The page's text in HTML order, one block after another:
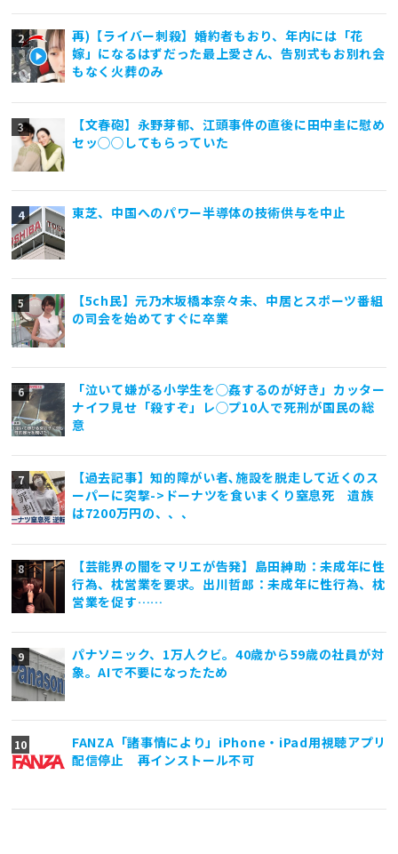
再)【ライバー刺殺】婚約者もおり、年内には「花
嫁」になるはずだった最上愛さん、告別式もお別れ会
もなく火葬のみ
【文春砲】永野芽郁、江頭事件の直後に田中圭に慰め
セッ◯◯してもらっていた
東芝、中国へのパワー半導体の技術供与を中止
【5ch民】元乃木坂橋本奈々未、中居とスポーツ番組
の司会を始めてすぐに卒業
「泣いて嫌がる小学生を◯姦するのが好き」カッター
ナイフ見せ「殺すぞ」レ◯プ10人で死刑が国民の総
意
【過去記事】知的障がい者､施設を脱走して近くのス
ーパーに突撃->ドーナツを食いまくり窒息死 遺族
は7200万円の、、、
【芸能界の闇をマリエが告発】島田紳助：未成年に性
行為、枕営業を要求。出川哲郎：未成年に性行為、枕
営業を促す……
パナソニック、1万人クビ。40歳から59歳の社員が対
象。AIで不要になったため
FANZA「諸事情により」iPhone・iPad用視聴アプリ
配信停止 再インストール不可